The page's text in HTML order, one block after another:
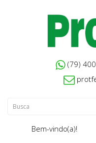
(79)
Bem-vindo(a)!